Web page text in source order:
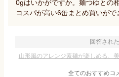
0gはいかがですか。麺つゆとの
コスパが高い6缶まとめ買いがで
回答され
山形風のアレンジ素麺が楽しめる、
全てのおすすめコ